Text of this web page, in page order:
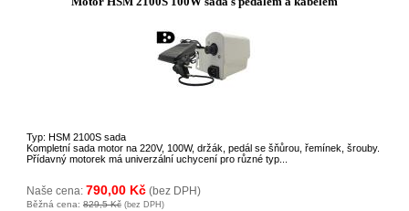
Typ: HSM 2100S sada
Kompletní sada motor na 220V, 100W, držák, pedál se šňůrou, řemínek, šrouby.
Přídavný motorek má univerzální uchycení pro různé typ...
Naše cena: 790,00 Kč (bez DPH)
Běžná cena: 829,5 Kč (bez DPH)